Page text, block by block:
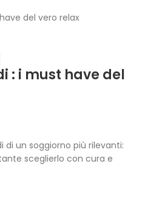
: i must have del
di un soggiorno più rilevanti:
sceglierlo con cura e